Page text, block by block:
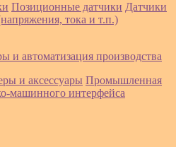
Позиционные датчики Датчики
тока и т.п.)
автоматизация производства
и аксессуары Промышленная
машинного интерфейса